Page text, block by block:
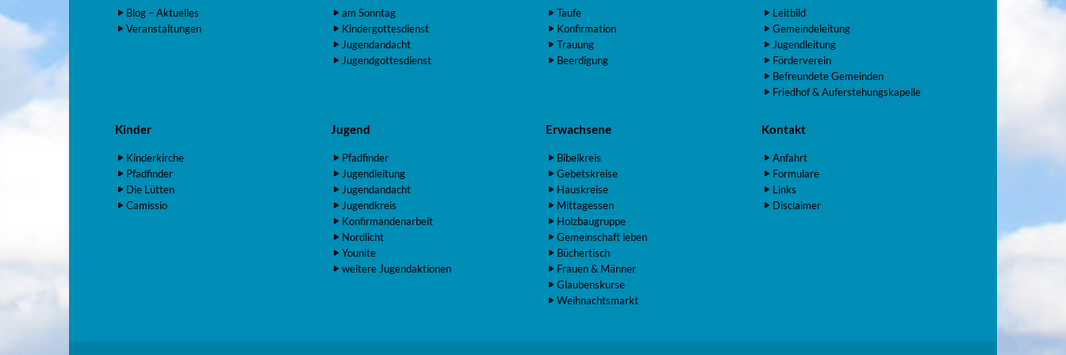
Blog – Aktuelles
Veranstaltungen
am Sonntag
Kindergottesdienst
Jugendandacht
Jugendgottesdienst
Taufe
Konfirmation
Trauung
Beerdigung
Leitbild
Gemeindeleitung
Jugendleitung
Förderverein
Befreundete Gemeinden
Friedhof & Auferstehungskapelle
Kinder
Kinderkirche
Pfadfinder
Die Lütten
Camissio
Jugend
Pfadfinder
Jugendleitung
Jugendandacht
Jugendkreis
Konfirmandenarbeit
Nordlicht
Younite
weitere Jugendaktionen
Erwachsene
Bibelkreis
Gebetskreise
Hauskreise
Mittagessen
Holzbaugruppe
Gemeinschaft leben
Büchertisch
Frauen & Männer
Glaubenskurse
Weihnachtsmarkt
Kontakt
Anfahrt
Formulare
Links
Disclaimer